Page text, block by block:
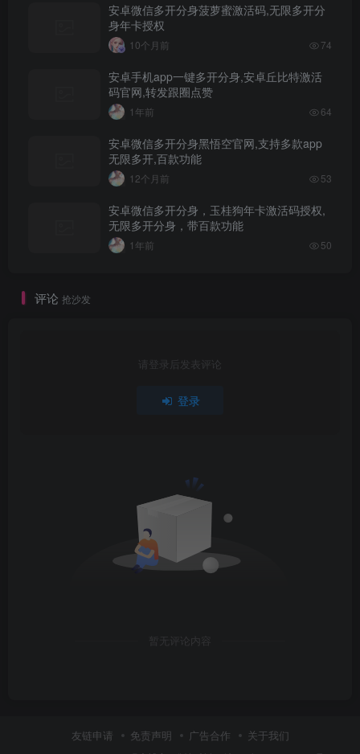
安卓微信多开分身菠萝蜜激活码,无限多开分
身年卡授权
10个月前 74
安卓手机app一键多开分身,安卓丘比特激活
码官网,转发跟圈点赞
1年前 64
安卓微信多开分身黑悟空官网,支持多款app
无限多开,百款功能
12个月前 53
安卓微信多开分身，玉桂狗年卡激活码授权,
无限多开分身，带百款功能
1年前 50
评论 抢沙发
请登录后发表评论
登录
暂无评论内容
友链申请 免责声明 广告合作 关于我们